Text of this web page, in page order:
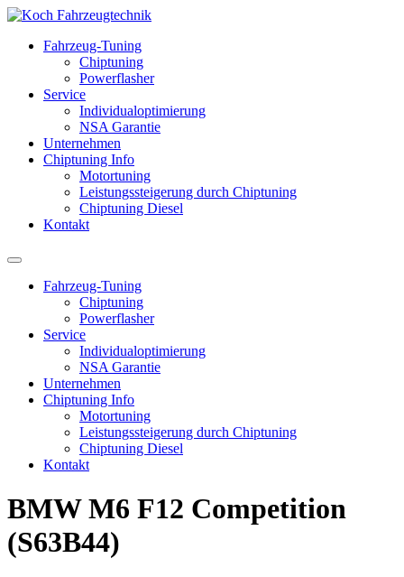
Fahrzeug-Tuning
Chiptuning
Powerflasher
Service
Individualoptimierung
NSA Garantie
Unternehmen
Chiptuning Info
Motortuning
Leistungssteigerung durch Chiptuning
Chiptuning Diesel
Kontakt
Fahrzeug-Tuning
Chiptuning
Powerflasher
Service
Individualoptimierung
NSA Garantie
Unternehmen
Chiptuning Info
Motortuning
Leistungssteigerung durch Chiptuning
Chiptuning Diesel
Kontakt
BMW M6 F12 Competition
(S63B44)